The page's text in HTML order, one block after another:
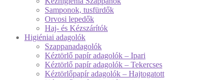
Samponok, tusfürdők
Orvosi lepedők
Haj- és Kézszárítók
Higiéniai adagolók
Szappanadagolók
Kéztörlő papír adagolók – Ipari
Kéztörlő papír adagolók – Tekercses
Kéztörlőpapír adagolók – Hajtogatott